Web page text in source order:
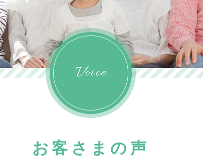
Voice
お客さまの声